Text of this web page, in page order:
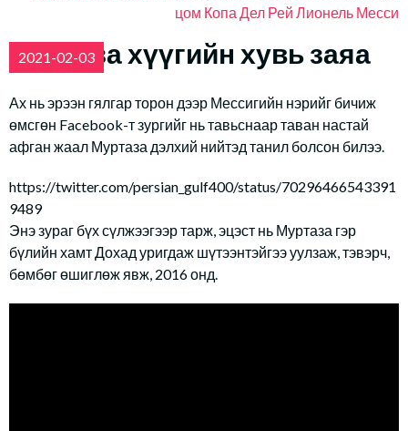
цом Копа Дел Рей Лионель Месси
2021-02-03
Муртаза хүүгийн хувь заяа
Ах нь эрээн гялгар торон дээр Мессигийн нэрийг бичиж
өмсгөн Facebook-т зургийг нь тавьснаар таван настай
афган жаал Муртаза дэлхий нийтэд танил болсон билээ.
https://twitter.com/persian_gulf400/status/70296466543391
9489
Энэ зураг бүх сүлжээгээр тарж, эцэст нь Муртаза гэр
бүлийн хамт Дохад уригдаж шүтээнтэйгээ уулзаж, тэвэрч,
бөмбөг өшиглөж явж, 2016 онд.